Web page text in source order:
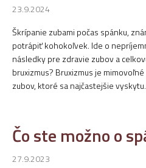
23.9.2024
Škrípanie zubami počas spánku,
potrápiť kohokoľvek. Ide o
následky pre zdravie zubov a
bruxizmus? Bruxizmus je
zubov, ktoré sa najčastejšie
Čo ste možno o
27.9.2023